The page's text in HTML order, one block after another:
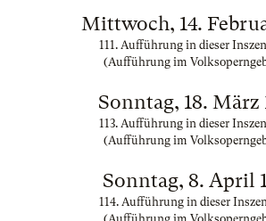
Mittwoch, 14.
111. Aufführung in dieser
(Aufführung im
Sonntag, 18. März
113. Aufführung in dieser
(Aufführung im
Sonntag, 8. April
114. Aufführung in dieser